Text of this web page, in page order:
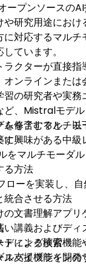
プンソースのAI
や研究用途におけ
に対応するマルチ
ています。
ラクターが直接指
オンラインまた
の研究者や実務
ど、Mistralモデ
ムを含むマルチモ
興味がある中級
を修了すると、以
す：
をマルチモーダ
る方法
ローを実装し、
統合させる方法
の文書理解アプリ
トによる検索機能
ス支援機能を開発
い講義およびディ
ディング演習
ルパイプラインの